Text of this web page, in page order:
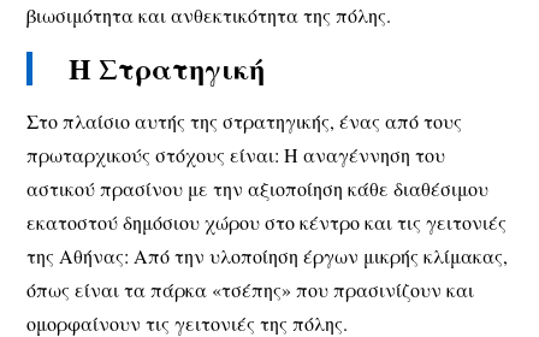
βιωσιμότητα και ανθεκτικότητα της πόλης.
Η Στρατηγική
Στο πλαίσιο αυτής της στρατηγικής, ένας από τους
πρωταρχικούς στόχους είναι: H αναγέννηση του
αστικού πρασίνου με την αξιοποίηση κάθε διαθέσιμου
εκατοστού δημόσιου χώρου στο κέντρο και τις γειτονιές
της Αθήνας: Από την υλοποίηση έργων μικρής κλίμακας,
όπως είναι τα πάρκα «τσέπης» που πρασινίζουν και
ομορφαίνουν τις γειτονιές της πόλης.